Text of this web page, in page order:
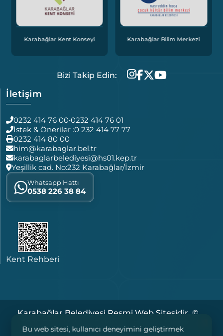
Karabağlar Kent Konseyi Karabağlar Bilim Merkezi
Bizi Takip Edin:
İletişim
0232 414 76 00•0232 414 76 01
İstek & Öneriler :0 232 414 77 77
0232 414 80 00
him@karabaglar.bel.tr
karabaglarbelediyesi@hs01.kep.tr
Yeşillik cad. No:232 Karabağlar/İzmir
Whatsapp Hattı
0538 226 38 84
Kent Rehberi
Karabağlar Belediyesi Resmi Web Sitesidir. ©
Yasal Notlar
Bu web sitesi, kullanıcı deneyimini geliştirmek